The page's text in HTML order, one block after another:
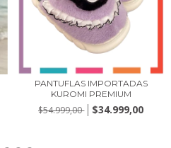
PANTUFLAS IMPORTADAS
KUROMI PREMIUM
$54.999,00 $34.999,00